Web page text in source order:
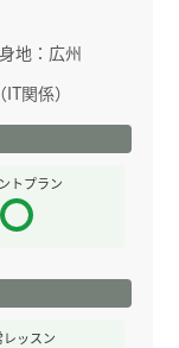
地： 広州
関係）
トプラン
レッスン